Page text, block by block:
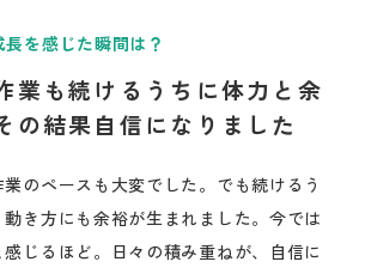
を感じた瞬間は？
業も続けるうちに体力と余
の結果自信になりました
のペースも大変でした。でも続けるう
き方にも余裕が生まれました。今では
じるほど。日々の積み重ねが、自信に